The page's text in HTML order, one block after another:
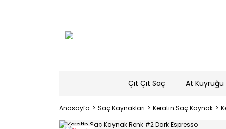
Çıt Çıt Saç At Kuyruğu
Anasayfa Saç Kaynakları Keratin Saç Kaynak